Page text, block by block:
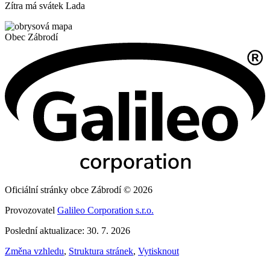
Zítra má svátek Lada
Obec Zábrodí
Oficiální stránky obce Zábrodí © 2026
Provozovatel Galileo Corporation s.r.o.
Poslední aktualizace: 30. 7. 2026
Změna vzhledu, Struktura stránek, Vytisknout